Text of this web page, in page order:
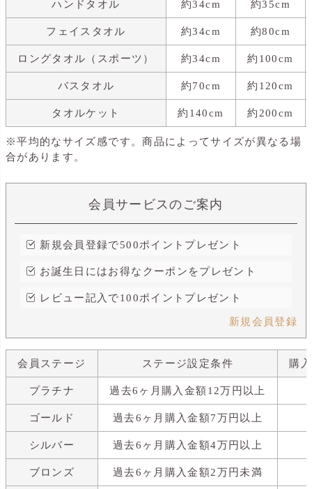
ハンドタオル 約34cm 約35cm
フェイスタオル 約34cm 約80cm
ロングタオル（スポーツ） 約34cm 約100cm
バスタオル 約70cm 約120cm
タオルケット 約140cm 約200cm
※平均的なサイズ感です。商品によってサイズが異なる場
合があります。
会員サービスのご案内
新規会員登録で500ポイントプレゼント
お誕生日にはお得なクーポンをプレゼント
レビュー記入で100ポイントプレゼント
新規会員登録
会員ステージ ステージ設定条件 購
プラチナ 過去6ヶ月購入金額12万円以上
ゴールド 過去6ヶ月購入金額7万円以上
シルバー 過去6ヶ月購入金額4万円以上
ブロンズ 過去6ヶ月購入金額2万円未満